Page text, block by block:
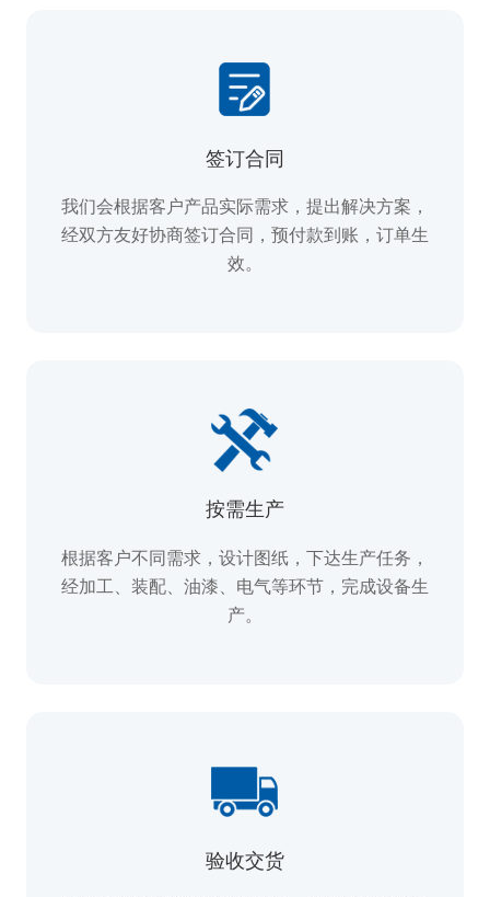
签订合同
我们会根据客户产品实际需求，提出解决方案，
经双方友好协商签订合同，预付款到账，订单生
效。
按需生产
根据客户不同需求，设计图纸，下达生产任务，
经加工、装配、油漆、电气等环节，完成设备生
产。
验收交货